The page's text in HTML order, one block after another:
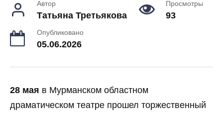
Автор
Татьяна Третьякова
Просмотры
93
Опубликовано
05.06.2026
28 мая в Мурманском областном
драматическом театре прошел торжественный